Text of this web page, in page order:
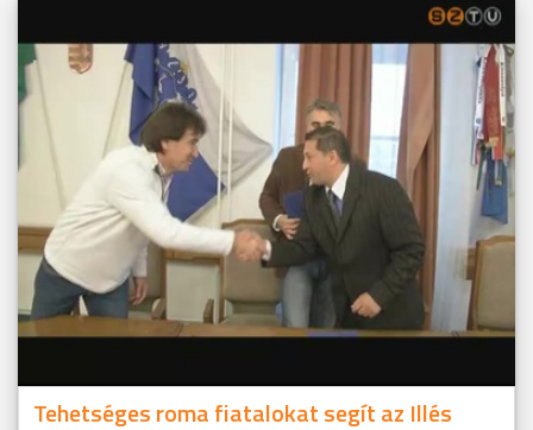
Tehetséges roma fiatalokat segít az Illés